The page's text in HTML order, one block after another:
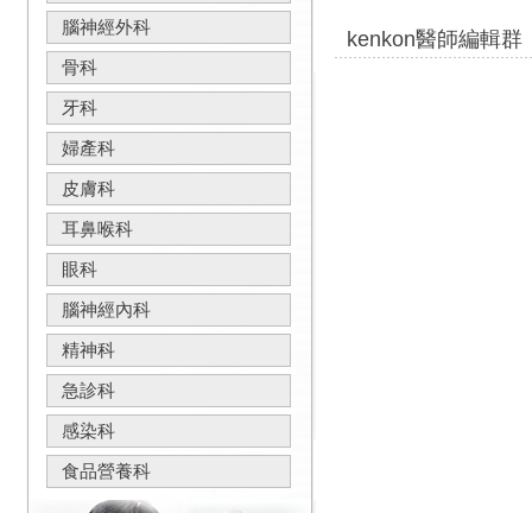
腦神經外科
骨科
牙科
婦產科
皮膚科
耳鼻喉科
眼科
腦神經內科
精神科
急診科
感染科
食品營養科
kenkon醫師編輯群